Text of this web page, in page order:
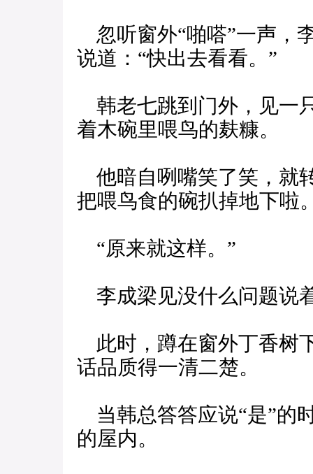
忽听窗外“啪嗒”一声，
说道：“快出去看看。”
韩老七跳到门外，见一
着木碗里喂鸟的麸糠。
他暗自咧嘴笑了笑，就
把喂鸟食的碗扒掉地下啦
“原来就这样。”
李成梁见没什么问题说
此时，蹲在窗外丁香树
话品质得一清二楚。
当韩总答答应说“是”的
的屋内。